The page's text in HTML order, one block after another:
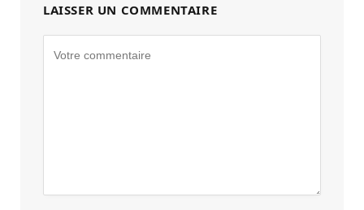
LAISSER UN COMMENTAIRE